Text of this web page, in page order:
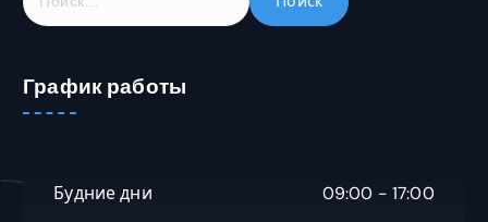
а
и
:
График работы
Будние дни 09:00 - 17:00